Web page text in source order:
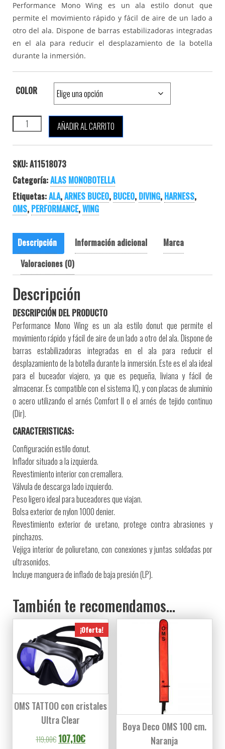
Performance Mono Wing es un ala estilo donut que
permite el movimiento rápido y fácil de aire de un lado a
otro del ala. Dispone de barras estabilizadoras integradas
en el ala para reducir el desplazamiento de la botella
durante la inmersión.
COLOR
OMS PERFORMANCE MONO WING 27 cantidad
AÑADIR AL CARRITO
SKU:A11518073
Categoría:ALAS MONOBOTELLA
Etiquetas:ALA,ARNES BUCEO, BUCEO, DIVING, HARNESS,
OMS, PERFORMANCE,WING
Descripción Información adicional
Marca
Valoraciones (0)
Descripción
DESCRIPCIÓN DEL PRODUCTO
Performance Mono Wing es un ala estilo donut que permite el
movimiento rápido y fácil de aire de un lado a otro del ala. Dispone de
barras estabilizadoras integradas en el ala para reducir el
desplazamiento de la botella durante la inmersión. Este es el ala ideal
para el buceador viajero, ya que es pequeña, liviana y fácil de
almacenar. Es compatible con el sistema IQ, y con placas de aluminio
o acero utilizando el arnés Comfort II o el arnés de tejido continuo
(Dir).
CARACTERISTICAS:
Configuración estilo donut.
Inflador situado a la izquierda.
Revestimiento interior con cremallera.
Válvula de descarga lado izquierdo.
Peso ligero ideal para buceadores que viajan.
Bolsa exterior de nylon 1000 denier.
Revestimiento exterior de uretano, protege contra abrasiones y
pinchazos.
Vejiga interior de poliuretano, con conexiones y juntas soldadas por
ultrasonidos.
Incluye manguera de inflado de baja presión (LP).
También te recomendamos…
¡Oferta!
OMS TATTOO con cristales
Ultra Clear
119,00€ El precio original era: 119,00€.
107,10€El precio actual es: 107,10€.
Boya Deco OMS 100 cm.
Naranja